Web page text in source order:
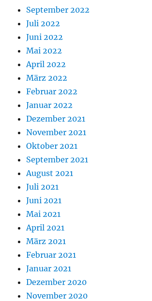
September 2022
Juli 2022
Juni 2022
Mai 2022
April 2022
März 2022
Februar 2022
Januar 2022
Dezember 2021
November 2021
Oktober 2021
September 2021
August 2021
Juli 2021
Juni 2021
Mai 2021
April 2021
März 2021
Februar 2021
Januar 2021
Dezember 2020
November 2020